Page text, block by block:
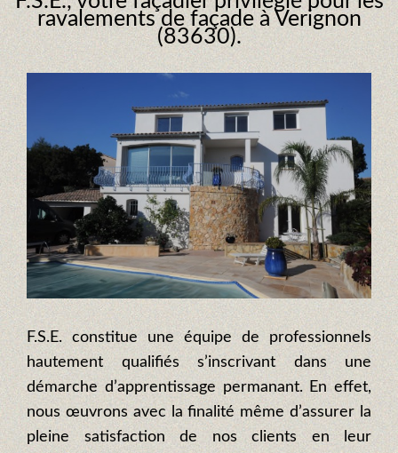
ravalements de façade à Verignon
(83630).
F.S.E. constitue une équipe de professionnels
hautement qualifiés s’inscrivant dans une
démarche d’apprentissage permanant. En effet,
nous œuvrons avec la finalité même d’assurer la
pleine satisfaction de nos clients en leur